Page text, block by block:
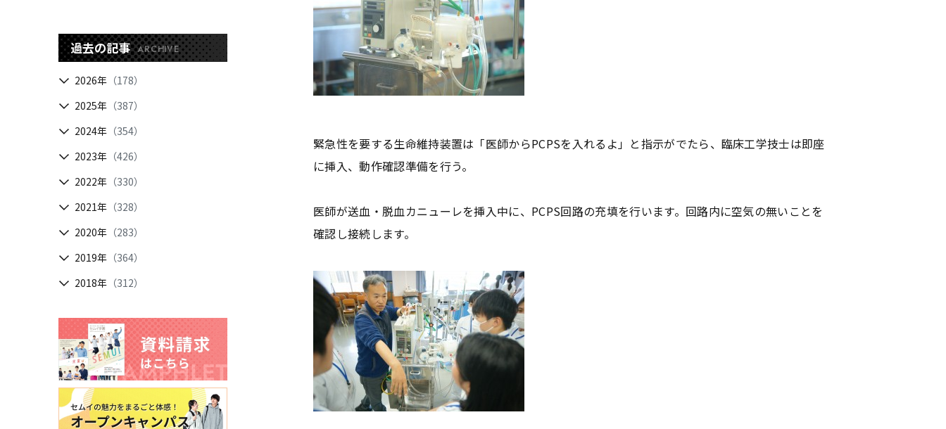
緊急性を要する生命維持装置は「医師からPCPSを入れるよ」と指示がでたら、臨床工学技士は即座
に挿入、動作確認準備を行う。
医師が送血・脱血カニューレを挿入中に、PCPS回路の充填を行います。回路内に空気の無いことを
確認し接続します。
過去の記事 ARCHIVE
2026年 （178）
2025年 （387）
2024年 （354）
2023年 （426）
2022年 （330）
2021年 （328）
2020年 （283）
2019年 （364）
2018年 （312）